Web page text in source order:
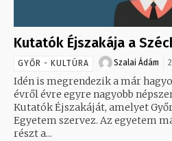
Kutatók Éjszakája a
GYŐR - KULTÚRA Szalai Ádám
Idén is megrendezik a már
évről évre egyre nagyobb
Kutatók Éjszakáját, amelyet
Egyetem szervez. Az egyetem második alkalommal vesz
részt a...